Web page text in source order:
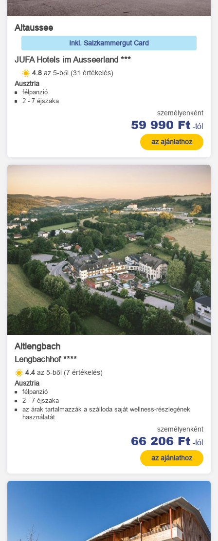
Altaussee
Inkl. Salzkammergut Card
JUFA Hotels im Ausseerland ***
4.8 az 5-ből (31 értékelés)
Ausztria
félpanzió
2 - 7 éjszaka
személyenként
59 990 Ft -tól
az ajánlathoz
Altlengbach
Lengbachhof ****
4.4 az 5-ből (7 értékelés)
Ausztria
félpanzió
2 - 7 éjszaka
az árak tartalmazzák a szálloda saját wellness-részlegének
használatát
személyenként
66 206 Ft -tól
az ajánlathoz